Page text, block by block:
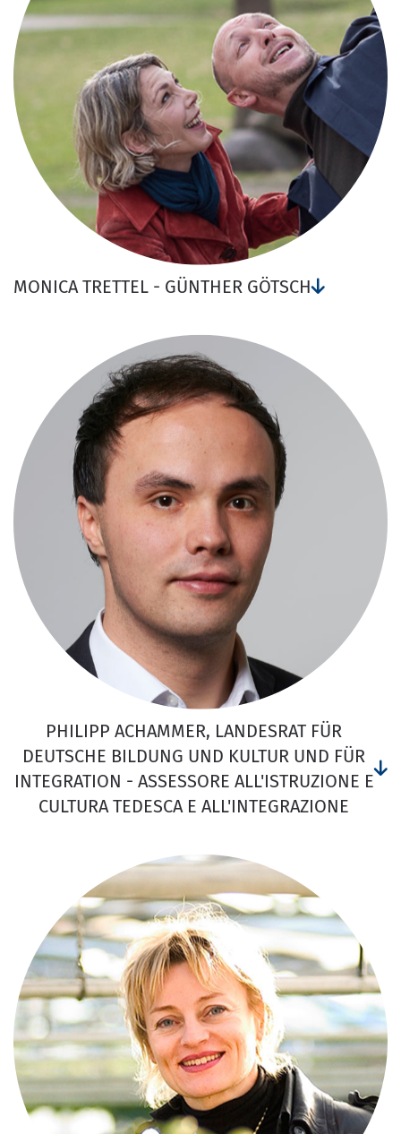
MONICA TRETTEL - GÜNTHER GÖTSCH
PHILIPP ACHAMMER, LANDESRAT FÜR
DEUTSCHE BILDUNG UND KULTUR UND FÜR
INTEGRATION - ASSESSORE ALL'ISTRUZIONE E
CULTURA TEDESCA E ALL'INTEGRAZIONE